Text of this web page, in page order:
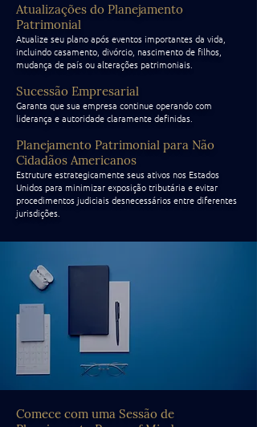
Atualizações do Planejamento
Patrimonial
Atualize seu plano após eventos importantes da vida,
incluindo casamento, divórcio, nascimento de filhos,
mudança de país ou alterações patrimoniais.
Sucessão Empresarial
Garanta que sua empresa continue operando com
liderança e autoridade claramente definidas.
Planejamento Patrimonial para Não
Cidadãos Americanos
Estruture estrategicamente seus ativos nos Estados
Unidos para minimizar exposição tributária e evitar
procedimentos judiciais desnecessários entre diferentes
jurisdições.
Comece com uma Sessão de